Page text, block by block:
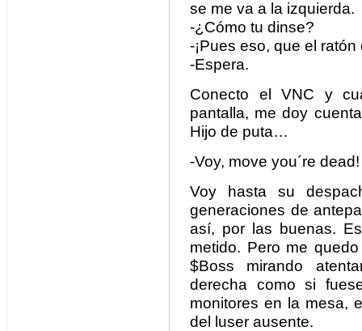
se me va a la izquierda.
-¿Cómo tu dinse?
-¡Pues eso, que el
-Espera.
Conecto el VNC y
pantalla, me doy
Hijo de puta…
-Voy, move you´re dead!
Voy hasta su
generaciones de
así, por las buenas.
metido. Pero me
$Boss mirando
derecha como si
monitores en la mesa,
del luser ausente.